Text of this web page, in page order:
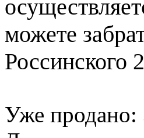
можете
Россинского
Уже продано: